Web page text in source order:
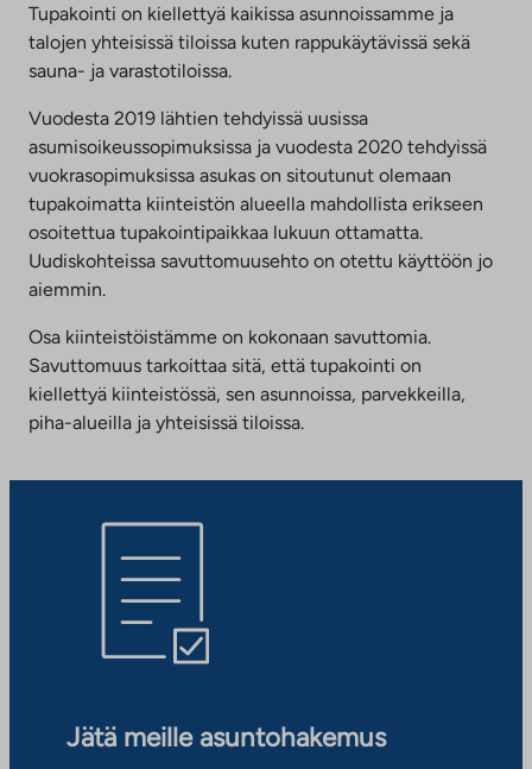
Tupakointi on kiellettyä kaikissa asunnoissamme ja
talojen yhteisissä tiloissa kuten rappukäytävissä sekä
sauna- ja varastotiloissa.
Vuodesta 2019 lähtien tehdyissä uusissa
asumisoikeussopimuksissa ja vuodesta 2020 tehdyissä
vuokrasopimuksissa asukas on sitoutunut olemaan
tupakoimatta kiinteistön alueella mahdollista erikseen
osoitettua tupakointipaikkaa lukuun ottamatta.
Uudiskohteissa savuttomuusehto on otettu käyttöön jo
aiemmin.
Osa kiinteistöistämme on kokonaan savuttomia.
Savuttomuus tarkoittaa sitä, että tupakointi on
kiellettyä kiinteistössä, sen asunnoissa, parvekkeilla,
piha-alueilla ja yhteisissä tiloissa.
Jätä meille asuntohakemus